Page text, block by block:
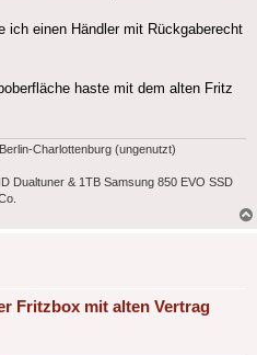
ich einen Händler mit Rückgaberecht
haste mit dem alten Fritz
Charlottenburg (ungenutzt)
Dualtuner & 1TB Samsung 850 EVO SSD
Fritzbox mit alten Vertrag